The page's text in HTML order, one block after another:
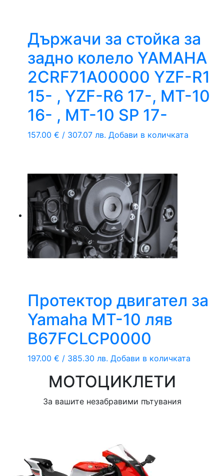
Държачи за стойка за
задно колело YAMAHA
2CRF71A00000 YZF-R1
15- , YZF-R6 17-, MT-10
16- , MT-10 SP 17-
157.00 € / 307.07 лв. Добави в количката
Протектор двигател за
Yamaha MT-10 ляв
B67FCLCP0000
197.00 € / 385.30 лв. Добави в количката
МОТОЦИКЛЕТИ
За вашите незабравими пътувания